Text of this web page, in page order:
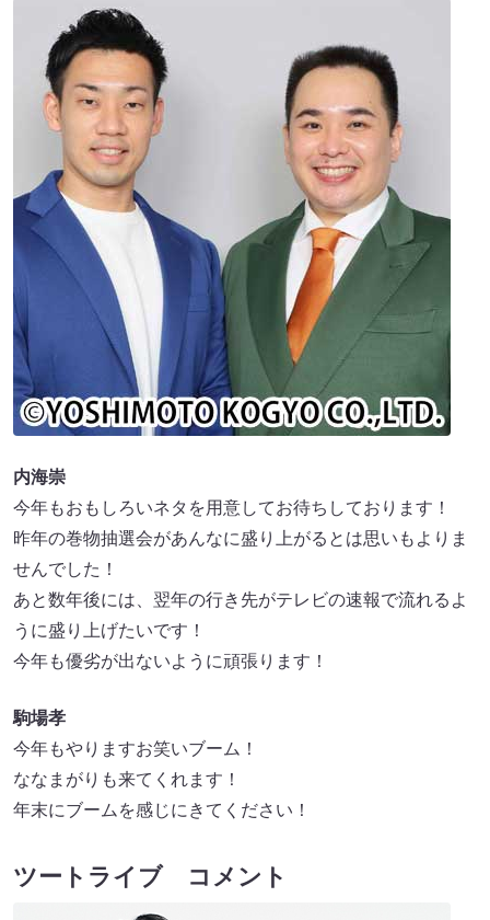
内海崇
今年もおもしろいネタを用意してお待ちしております！
昨年の巻物抽選会があんなに盛り上がるとは思いもよりま
せんでした！
あと数年後には、翌年の行き先がテレビの速報で流れるよ
うに盛り上げたいです！
今年も優劣が出ないように頑張ります！
駒場孝
今年もやりますお笑いブーム！
ななまがりも来てくれます！
年末にブームを感じにきてください！
ツートライブ コメント